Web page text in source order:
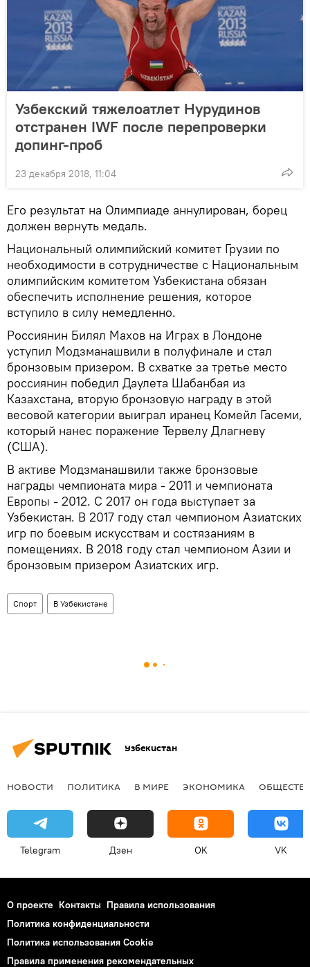
Узбекский тяжелоатлет Нурудинов
отстранен IWF после перепроверки
допинг-проб
23 декабря 2018, 11:04
Его результат на Олимпиаде аннулирован, борец
должен вернуть медаль.
Национальный олимпийский комитет Грузии по
необходимости в сотрудничестве с Национальным
олимпийским комитетом Узбекистана обязан
обеспечить исполнение решения, которое
вступило в силу немедленно.
Россиянин Билял Махов на Играх в Лондоне
уступил Модзманашвили в полуфинале и стал
бронзовым призером. В схватке за третье место
россиянин победил Даулета Шабанбая из
Казахстана, вторую бронзовую награду в этой
весовой категории выиграл иранец Комейл Гасеми,
который нанес поражение Тервелу Длагневу
(США).
В активе Модзманашвили также бронзовые
награды чемпионата мира - 2011 и чемпионата
Европы - 2012. С 2017 он года выступает за
Узбекистан. В 2017 году стал чемпионом Азиатских
игр по боевым искусствам и состязаниям в
помещениях. В 2018 году стал чемпионом Азии и
бронзовым призером Азиатских игр.
Спорт В Узбекистане
Узбекистан
НОВОСТИ ПОЛИТИКА В МИРЕ ЭКОНОМИКА
Telegram Дзен OK VK
О проекте Контакты Правила использования
Политика конфиденциальности
Политика использования Cookie
Правила применения рекомендательных